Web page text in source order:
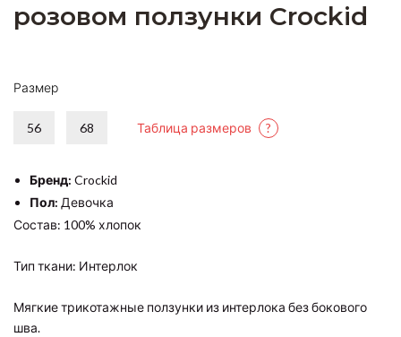
розовом ползунки Crockid
Размер
56 68 Таблица размеров ?
Бренд: Crockid
Пол: Девочка
Состав: 100% хлопок
Тип ткани: Интерлок
Мягкие трикотажные ползунки из интерлока без бокового
шва.